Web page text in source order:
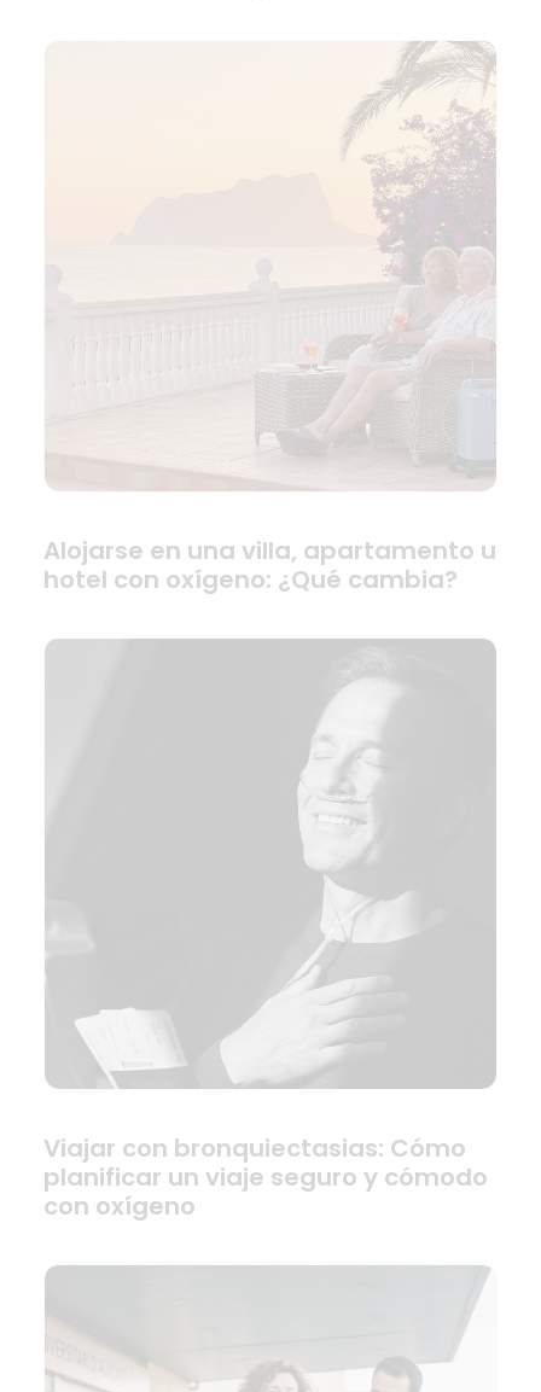
Alojarse en una villa, apartamento u
hotel con oxígeno: ¿Qué cambia?
Viajar con bronquiectasias: Cómo
planificar un viaje seguro y cómodo
con oxígeno